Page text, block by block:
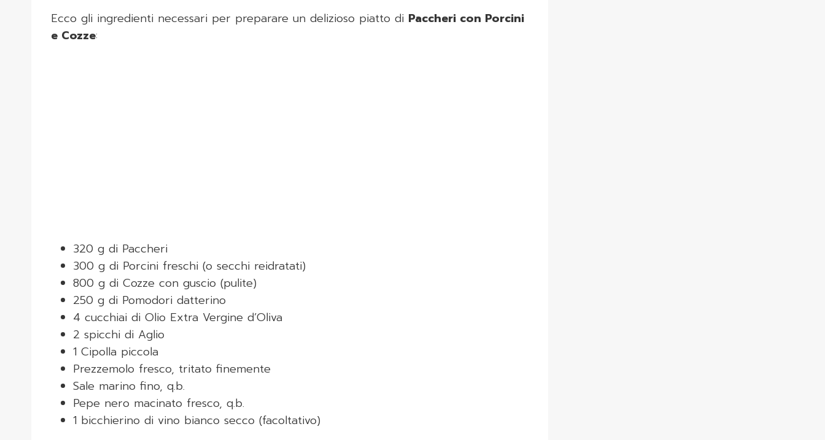
Ecco gli ingredienti necessari per preparare un delizioso piatto di Paccheri con Porcini
e Cozze:
320 g di Paccheri
300 g di Porcini freschi (o secchi reidratati)
800 g di Cozze con guscio (pulite)
250 g di Pomodori datterino
4 cucchiai di Olio Extra Vergine d’Oliva
2 spicchi di Aglio
1 Cipolla piccola
Prezzemolo fresco, tritato finemente
Sale marino fino, q.b.
Pepe nero macinato fresco, q.b.
1 bicchierino di vino bianco secco (facoltativo)